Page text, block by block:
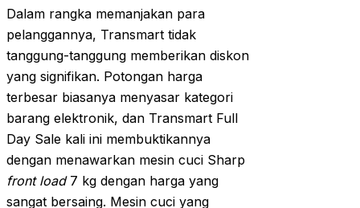
Dalam rangka memanjakan para
pelanggannya, Transmart tidak
tanggung-tanggung memberikan diskon
yang signifikan. Potongan harga
terbesar biasanya menyasar kategori
barang elektronik, dan Transmart Full
Day Sale kali ini membuktikannya
dengan menawarkan mesin cuci Sharp
front load7 kg dengan harga yang
sangat bersaing. Mesin cuci yang